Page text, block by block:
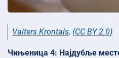
Valters Krontals, (CC BY 2.0)
Чињеница 4: Најдубље